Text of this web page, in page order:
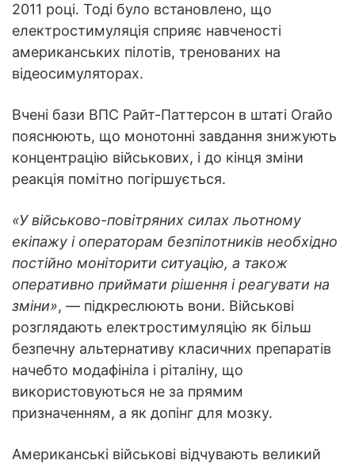
2011 році. Тоді було встановлено, що
електростимуляція сприяє навченості
американських пілотів, тренованих на
відеосимуляторах.
Вчені бази ВПС Райт-Паттерсон в штаті Огайо
пояснюють, що монотонні завдання знижують
концентрацію військових, і до кінця зміни
реакція помітно погіршується.
«У військово-повітряних силах льотному
екіпажу і операторам безпілотників необхідно
постійно моніторити ситуацію, а також
оперативно приймати рішення і реагувати на
зміни», — підкреслюють вони. Військові
розглядають електростимуляцію як більш
безпечну альтернативу класичних препаратів
начебто модафініла і ріталіну, що
використовуються не за прямим
призначенням, а як допінг для мозку.
Американські військові відчувають великий